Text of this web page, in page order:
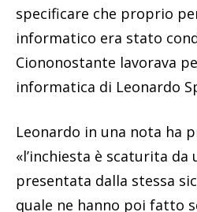
specificare che proprio
informatico era stato
Ciononostante lavorava
informatica di Leonardo
Leonardo in una nota ha
«l’inchiesta è scaturita da
presentata dalla stessa
quale ne hanno poi fatto